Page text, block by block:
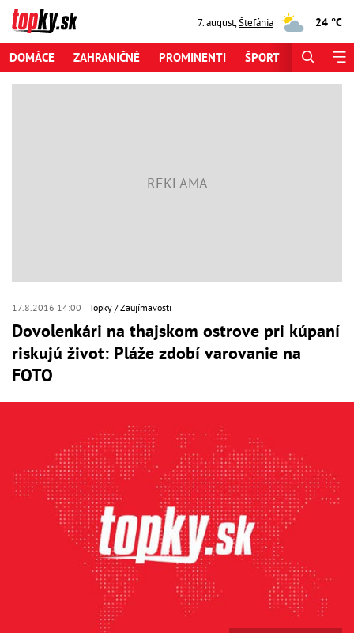
7. august,Štefánia 24 °C
DOMÁCE ZAHRANIČNÉ PROMINENTI ŠPORT
17.8.2016 14:00 Topky Zaujímavosti
Dovolenkári na thajskom ostrove pri kúpaní
riskujú život: Pláže zdobí varovanie na
FOTO